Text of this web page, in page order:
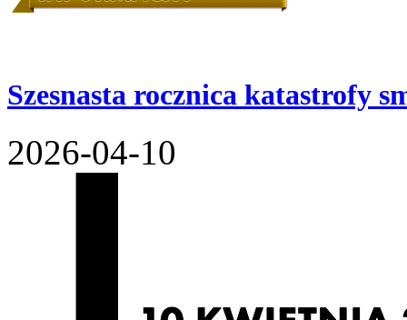
Szesnasta rocznica katastrofy
2026-04-10